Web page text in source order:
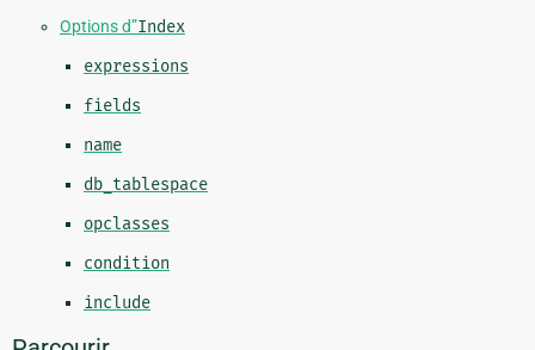
Options d”Index
expressions
fields
name
db_tablespace
opclasses
condition
include